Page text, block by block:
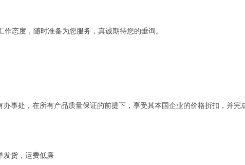
态度，随时准备为您服务，真诚期待您的垂询。
办事处，在所有产品质量保证的前提下，享受其本国企业的价格折扣，并完
发货，运费低廉